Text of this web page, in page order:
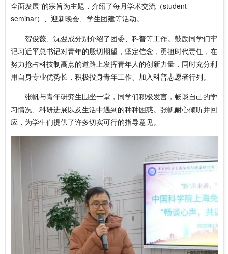
全面发展”的宗旨为主题，介绍了每月学术交流（student
seminar）、迎新晚会、学生团建等活动。
贺俊薇、沈翌成分别介绍了团委、科普等工作。鼓励同学们牢
记习近平总书记对青年的殷切期望，坚定信念，勇担时代责任，在
努力抢占科技制高点的道路上发挥青年人的创新力量，同时充分利
用自身专业优势长，积极投身青年工作、加入科普志愿者行列。
张帆与青年研究生围坐一堂，同学们积极发言，畅谈自己的学
习情况、科研进展以及生活中遇到的种种困惑。张帆耐心倾听并回
应，为学生们提供了许多切实可行的指导意见。